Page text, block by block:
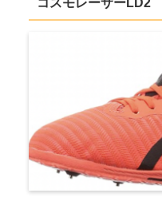
コスモレーサーLD2